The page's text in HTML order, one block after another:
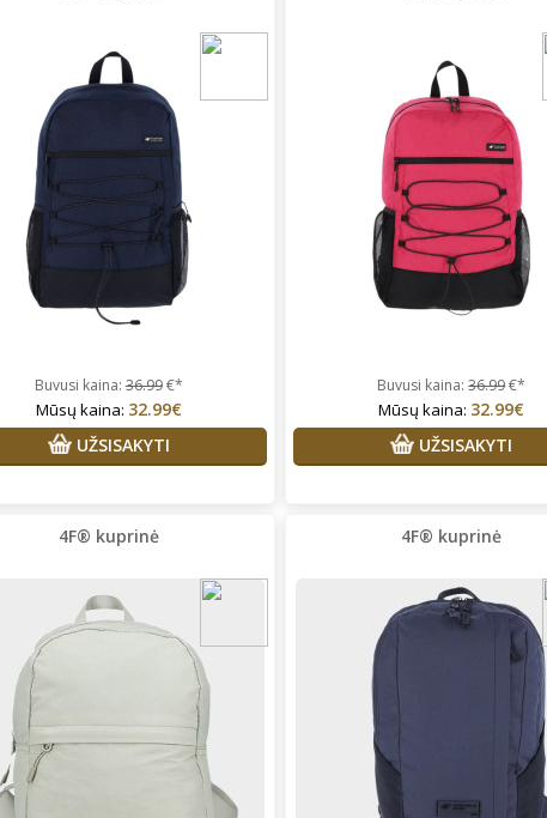
Jurgita Starkute Jasinskiene
Malonus bendravimas,greitas
aptarnavimas ,prekes kokybiskos
Vidija Guobaitė
kokybiškos, perku ne vienerius
metus. Tik su dydžiais vis
nepataikiau, bet visada paimu
pora dydžių, vietoje pasimatuoju
ir išsirenku kas labiausiai tinka.
Buvusi kaina:36.99€*
Mūsų kaina: 32.99€
UŽSISAKYTI
Buvusi kaina:36.99€*
Mūsų kaina: 32.99€
UŽSISAKYTI
4F® kuprinė 4F® kuprinė